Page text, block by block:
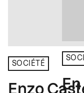
SOCIÉTÉ